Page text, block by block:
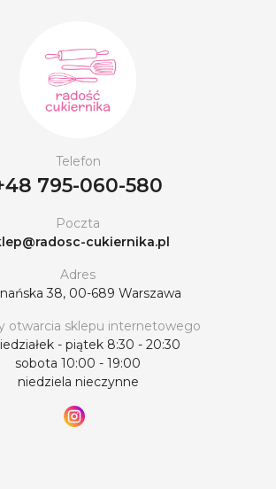
Telefon
795-060-580
Poczta
cukiernika.pl
Adres
38, 00-689 Warszawa
otwarcia sklepu internetowego
- piątek 8:30 - 20:30
sobota 10:00 - 19:00
niedziela nieczynne